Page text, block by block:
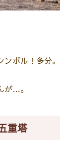
ボル！多分。
が…。
重塔